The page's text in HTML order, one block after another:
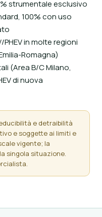
strumentale esclusivo
100% con uso
in molte regioni
Romagna)
(Area B/C Milano,
di nuova
e detraibilità
e soggette ai limiti e
vigente; la
singola situazione.